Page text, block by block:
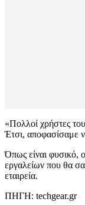
«Πολλοί χρήστες
Έτσι, αποφασίσαμε
Όπως είναι φυσικό,
εργαλείων που θα
εταιρεία.
ΠΗΓΗ: techgear.gr